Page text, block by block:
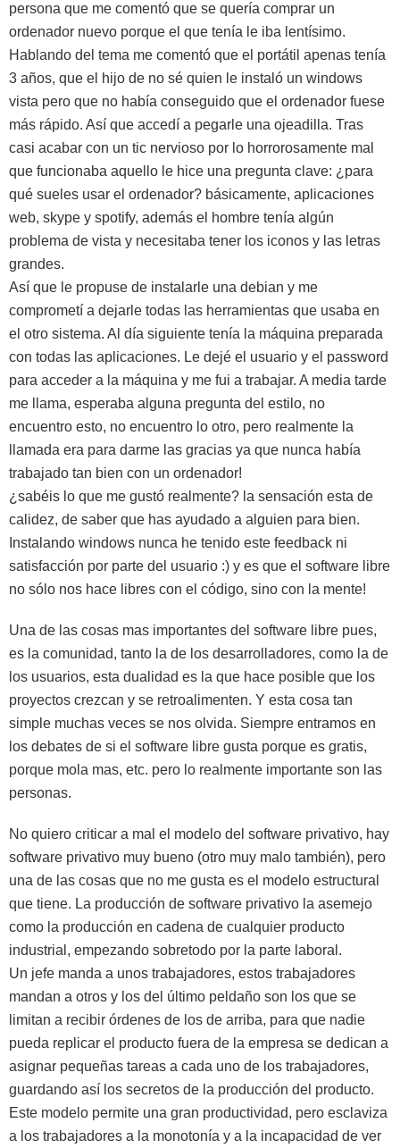
persona que me comentó que se quería comprar un
ordenador nuevo porque el que tenía le iba lentísimo.
Hablando del tema me comentó que el portátil apenas tenía
3 años, que el hijo de no sé quien le instaló un windows
vista pero que no había conseguido que el ordenador fuese
más rápido. Así que accedí a pegarle una ojeadilla. Tras
casi acabar con un tic nervioso por lo horrorosamente mal
que funcionaba aquello le hice una pregunta clave: ¿para
qué sueles usar el ordenador? básicamente, aplicaciones
web, skype y spotify, además el hombre tenía algún
problema de vista y necesitaba tener los iconos y las letras
grandes.
Así que le propuse de instalarle una debian y me
comprometí a dejarle todas las herramientas que usaba en
el otro sistema. Al día siguiente tenía la máquina preparada
con todas las aplicaciones. Le dejé el usuario y el password
para acceder a la máquina y me fui a trabajar. A media tarde
me llama, esperaba alguna pregunta del estilo, no
encuentro esto, no encuentro lo otro, pero realmente la
llamada era para darme las gracias ya que nunca había
trabajado tan bien con un ordenador!
¿sabéis lo que me gustó realmente? la sensación esta de
calidez, de saber que has ayudado a alguien para bien.
Instalando windows nunca he tenido este feedback ni
satisfacción por parte del usuario :) y es que el software libre
no sólo nos hace libres con el código, sino con la mente!
Una de las cosas mas importantes del software libre pues,
es la comunidad, tanto la de los desarrolladores, como la de
los usuarios, esta dualidad es la que hace posible que los
proyectos crezcan y se retroalimenten. Y esta cosa tan
simple muchas veces se nos olvida. Siempre entramos en
los debates de si el software libre gusta porque es gratis,
porque mola mas, etc. pero lo realmente importante son las
personas.
No quiero criticar a mal el modelo del software privativo, hay
software privativo muy bueno (otro muy malo también), pero
una de las cosas que no me gusta es el modelo estructural
que tiene. La producción de software privativo la asemejo
como la producción en cadena de cualquier producto
industrial, empezando sobretodo por la parte laboral.
Un jefe manda a unos trabajadores, estos trabajadores
mandan a otros y los del último peldaño son los que se
limitan a recibir órdenes de los de arriba, para que nadie
pueda replicar el producto fuera de la empresa se dedican a
asignar pequeñas tareas a cada uno de los trabajadores,
guardando así los secretos de la producción del producto.
Este modelo permite una gran productividad, pero esclaviza
a los trabajadores a la monotonía y a la incapacidad de ver